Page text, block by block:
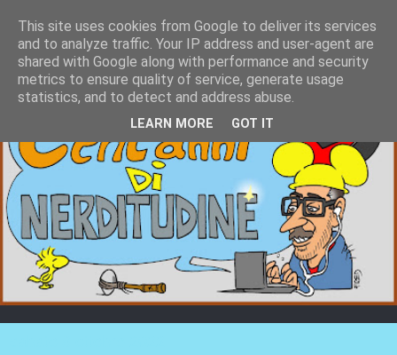
This site uses cookies from Google to deliver its services
and to analyze traffic. Your IP address and user-agent are
shared with Google along with performance and security
metrics to ensure quality of service, generate usage
statistics, and to detect and address abuse.
LEARN MORE GOT IT